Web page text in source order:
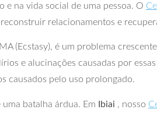
e na vida social de uma pessoa. O
relacionamentos e
(Ecstasy), é um problema
e alucinações causadas por
causados pelo uso prolongado.
batalha árdua. Em Ibiai , nosso